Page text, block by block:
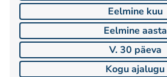
Eelmine kuu
Eelmine aasta
V. 30 päeva
Kogu ajalugu